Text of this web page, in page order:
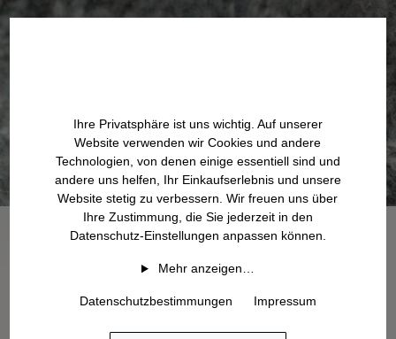
Ihre Privatsphäre ist uns wichtig. Auf unserer
Website verwenden wir Cookies und andere
Technologien, von denen einige essentiell sind und
andere uns helfen, Ihr Einkaufserlebnis und unsere
Website stetig zu verbessern. Wir freuen uns über
Ihre Zustimmung, die Sie jederzeit in den
Datenschutz-Einstellungen anpassen können.
Mehr anzeigen…
Datenschutzbestimmungen Impressum